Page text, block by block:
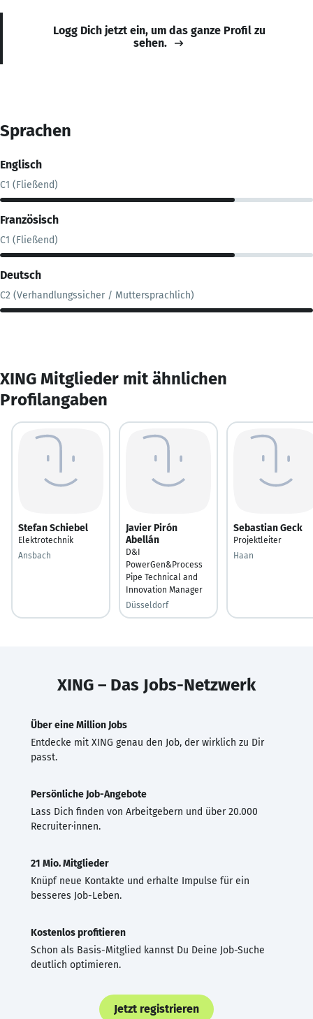
Logg Dich jetzt ein, um das ganze Profil zu
sehen.
Sprachen
Englisch
C1 (Fließend)
Französisch
C1 (Fließend)
Deutsch
C2 (Verhandlungssicher / Muttersprachlich)
XING Mitglieder mit ähnlichen
Profilangaben
Stefan Schiebel
Elektrotechnik
Ansbach
Javier Pirón
Abellán
D&I
PowerGen&Process
Pipe Technical and
Innovation Manager
Düsseldorf
Sebastian Geck
Projektleiter
Haan
XING – Das Jobs-Netzwerk
Über eine Million Jobs
Entdecke mit XING genau den Job, der wirklich zu Dir
passt.
Persönliche Job-Angebote
Lass Dich finden von Arbeitgebern und über 20.000
Recruiter·innen.
21 Mio. Mitglieder
Knüpf neue Kontakte und erhalte Impulse für ein
besseres Job-Leben.
Kostenlos profitieren
Schon als Basis-Mitglied kannst Du Deine Job-Suche
deutlich optimieren.
Jetzt registrieren